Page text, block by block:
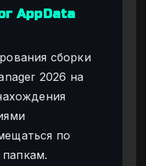
AppData
сборки
2026 на
по